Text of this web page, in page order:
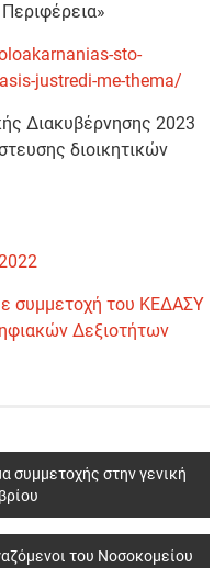
sto-
justredi-me-thema/
Διακυβέρνησης 2023
διοικητικών
συμμετοχή του ΚΕΔΑΣΥ
Δεξιοτήτων
συμμετοχής στην γενική
του Νοσοκομείου